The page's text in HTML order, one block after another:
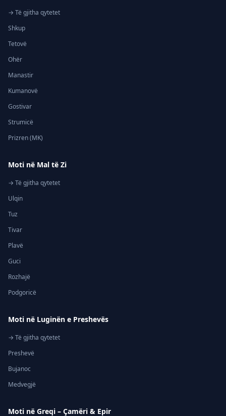
→ Të gjitha qytetet
Shkup
Tetovë
Ohër
Manastir
Kumanovë
Gostivar
Strumicë
Prizren (MK)
Moti në Mal të Zi
→ Të gjitha qytetet
Ulqin
Tuz
Tivar
Plavë
Guci
Rozhajë
Podgoricë
Moti në Luginën e Preshevës
→ Të gjitha qytetet
Preshevë
Bujanoc
Medvegjë
Moti në Greqi – Çamëri & Epir